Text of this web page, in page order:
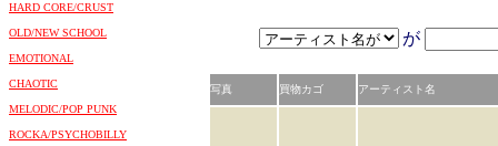
HARD CORE/CRUST
OLD/NEW SCHOOL
EMOTIONAL
CHAOTIC
MELODIC/POP PUNK
ROCKA/PSYCHOBILLY
が
写真 買物カゴ アーティスト名